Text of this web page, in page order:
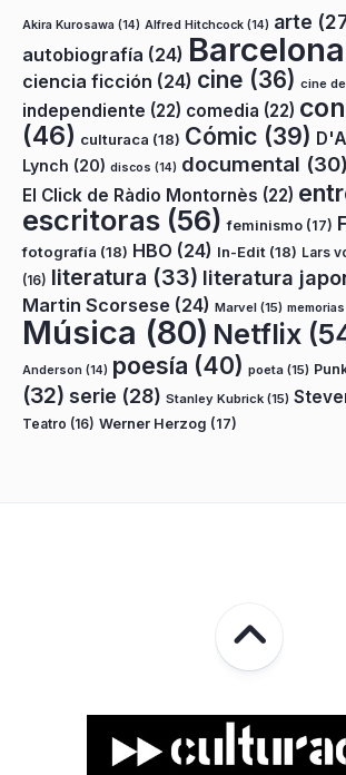
Akira Kurosawa (14) Alfred Hitchcock (14) arte
autobiografía (24) Barcelona
ciencia ficción (24) cine (36) cine
independiente (22) comedia (22)
(46) culturaca (18) Cómic (39) D'A
Lynch (20) discos (14) documental (30)
El Click de Ràdio Montornès (22)
escritoras (56) feminismo (17)
fotografía (18) HBO (24) In-Edit (18) Lars
(16) literatura (33) literatura
Martin Scorsese (24) Marvel (15) memorias
Música (80) Netflix
Anderson (14) poesía (40) poeta (15)
(32) serie (28) Stanley Kubrick (15)
Teatro (16) Werner Herzog (17)